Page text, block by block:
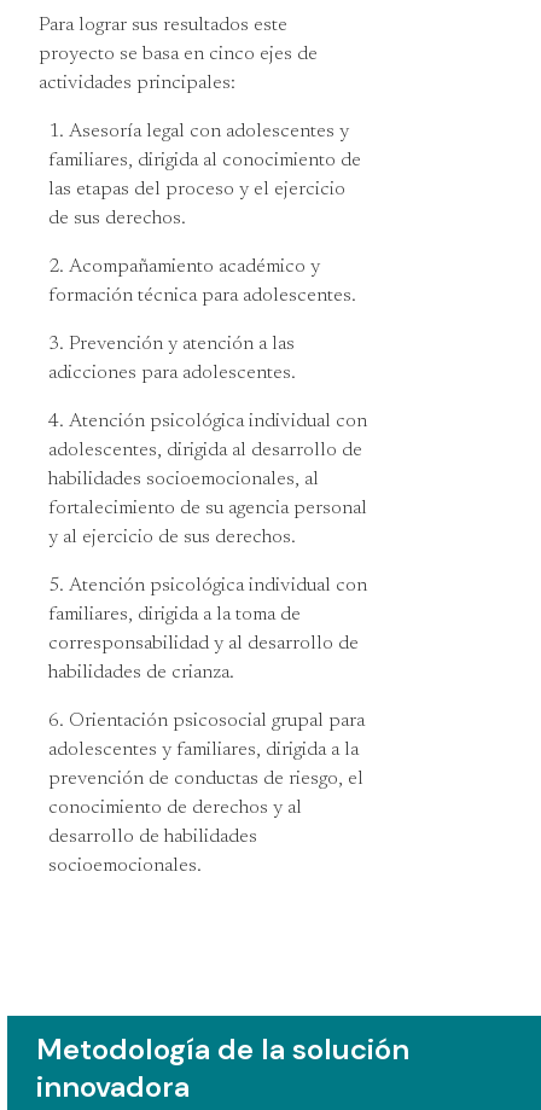
Para lograr sus resultados este
proyecto se basa en cinco ejes de
actividades principales:
Asesoría legal con adolescentes y
familiares, dirigida al conocimiento de
las etapas del proceso y el ejercicio
de sus derechos.
Acompañamiento académico y
formación técnica para adolescentes.
Prevención y atención a las
adicciones para adolescentes.
Atención psicológica individual con
adolescentes, dirigida al desarrollo de
habilidades socioemocionales, al
fortalecimiento de su agencia personal
y al ejercicio de sus derechos.
Atención psicológica individual con
familiares, dirigida a la toma de
corresponsabilidad y al desarrollo de
habilidades de crianza.
Orientación psicosocial grupal para
adolescentes y familiares, dirigida a la
prevención de conductas de riesgo, el
conocimiento de derechos y al
desarrollo de habilidades
socioemocionales.
Metodología de la solución
innovadora